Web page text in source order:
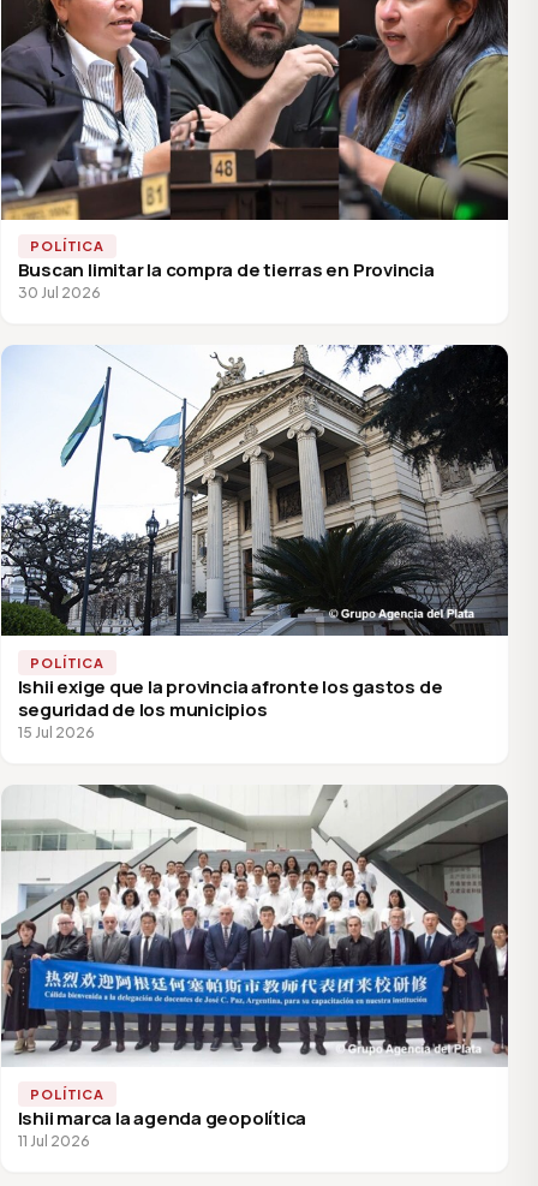
POLÍTICA
Buscan limitar la compra de tierras en Provincia
30 Jul 2026
POLÍTICA
Ishii exige que la provincia afronte los gastos de
seguridad de los municipios
15 Jul 2026
POLÍTICA
Ishii marca la agenda geopolítica
11 Jul 2026